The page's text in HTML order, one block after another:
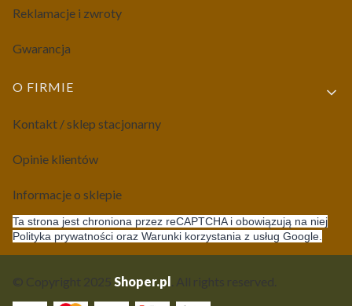
Reklamacje i zwroty
Gwarancja
O FIRMIE
Kontakt / sklep stacjonarny
Opinie klientów
Informacje o sklepie
Ta strona jest chroniona przez reCAPTCHA i obowiązują na niej
Polityka prywatności oraz Warunki korzystania z usług Google.
Shoper.pl